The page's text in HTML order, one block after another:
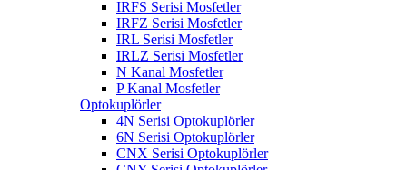
IRFS Serisi Mosfetler
IRFZ Serisi Mosfetler
IRL Serisi Mosfetler
IRLZ Serisi Mosfetler
N Kanal Mosfetler
P Kanal Mosfetler
Optokuplörler
4N Serisi Optokuplörler
6N Serisi Optokuplörler
CNX Serisi Optokuplörler